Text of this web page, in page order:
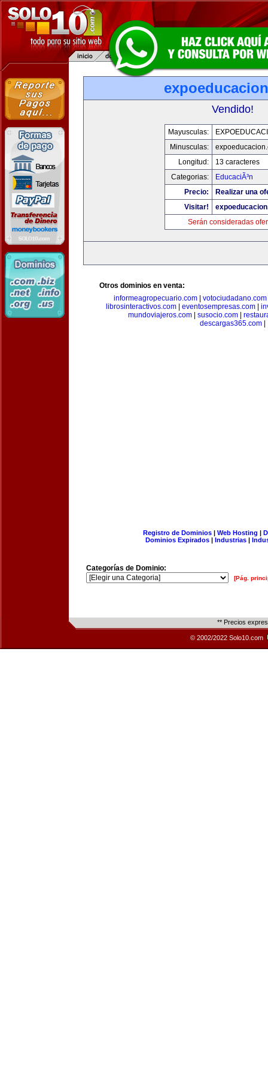
Vendido!
Mayusculas:
Minusculas:
Longitud:
13 caracteres
Categorias:
EducaciÃ³n
Precio:
Realizar una
Visitar!
Serán consideradas
Otros dominios en venta:
informeagropecuario.com| votociudadano.com
librosinteractivos.com| eventosempresas.com|
mundoviajeros.com| susocio.com|
descargas365.com
Registro de Dominios| Web Hosting |
Dominios Expirados | Industrias |
Categorías de Dominio:
[Pág.
** Precios
© 2002/2022 Solo10.com